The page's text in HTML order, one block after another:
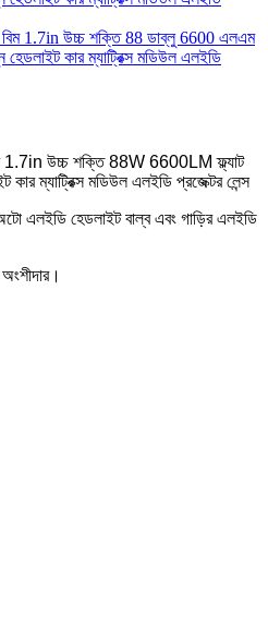
1.7in উচ্চ শক্তি 88W 6600LM ফ্ল্যাট
কার ম্যাট্রিক্স মডিউল এলইডি প্রজেক্টর লেন্স
এলইডি হেডলাইট বাল্ব এবং গাড়ির এলইডি